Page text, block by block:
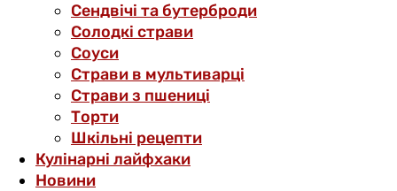
Сендвічі та бутерброди
Солодкі страви
Соуси
Страви в мультиварці
Страви з пшениці
Торти
Шкільні рецепти
Кулінарні лайфхаки
Новини